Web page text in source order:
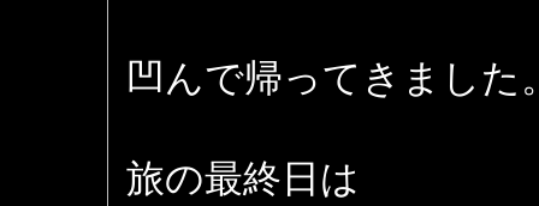
凹んで帰ってきました
旅の最終日は